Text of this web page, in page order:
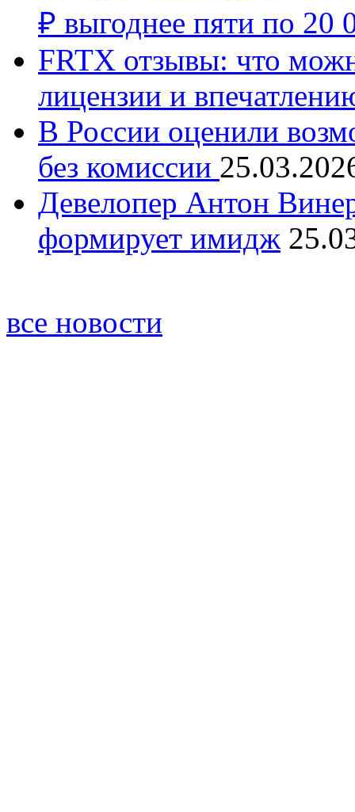
₽ выгоднее пяти по 20
FRTX отзывы: что
лицензии и
В России оценили
без комиссии
Девелопер Антон
формирует имидж
все новости